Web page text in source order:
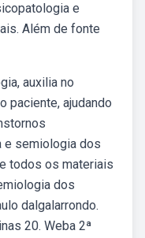
e
Além de fonte
auxilia no
paciente, ajudando
e semiologia dos
todos os materiais
dos
dalgalarrondo.
20. Weba 2ª